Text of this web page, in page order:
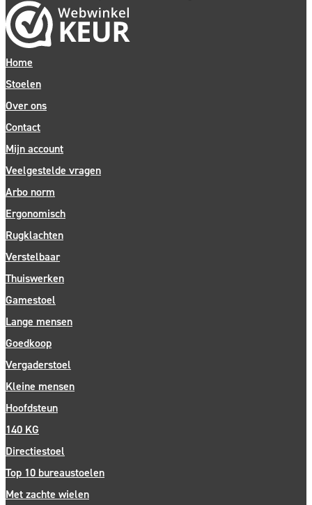
Home
Stoelen
Over ons
Contact
Mijn account
Veelgestelde vragen
Arbo norm
Ergonomisch
Rugklachten
Verstelbaar
Thuiswerken
Gamestoel
Lange mensen
Goedkoop
Vergaderstoel
Kleine mensen
Hoofdsteun
140 KG
Directiestoel
Top 10 bureaustoelen
Met zachte wielen